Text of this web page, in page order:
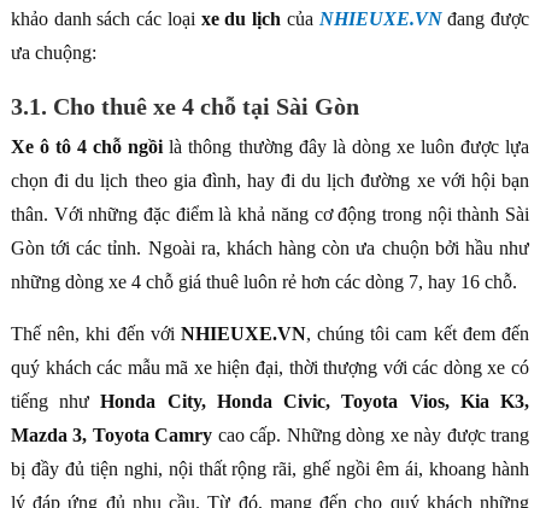
khảo danh sách các loại xe du lịch của NHIEUXE.VNđang được
ưa chuộng:
3.1. Cho thuê xe 4 chỗ tại Sài Gòn
Xe ô tô 4 chỗ ngồi là thông thường đây là dòng xe luôn được lựa
chọn đi du lịch theo gia đình, hay đi du lịch đường xe với hội bạn
thân. Với những đặc điểm là khả năng cơ động trong nội thành Sài
Gòn tới các tỉnh. Ngoài ra, khách hàng còn ưa chuộn bởi hầu như
những dòng xe 4 chỗ giá thuê luôn rẻ hơn các dòng 7, hay 16 chỗ.
Thế nên, khi đến với NHIEUXE.VN, chúng tôi cam kết đem đến
quý khách các mẫu mã xe hiện đại, thời thượng với các dòng xe có
tiếng nhưHonda City, Honda Civic, Toyota Vios, Kia K3,
Mazda 3, Toyota Camry cao cấp. Những dòng xe này được trang
bị đầy đủ tiện nghi, nội thất rộng rãi, ghế ngồi êm ái, khoang hành
lý đáp ứng đủ nhu cầu. Từ đó, mang đến cho quý khách những